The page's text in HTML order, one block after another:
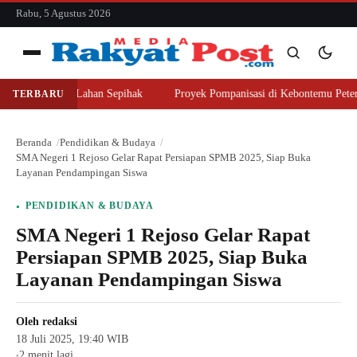
konten
Rabu, 5 Agustus 2026
Menu
Cari
Cari
TERBARU
Beli Lahan Sepihak Proyek Pompanisasi di Kebontemu Peterongan
Beranda
Pendidikan & Budaya
SMA Negeri 1 Rejoso Gelar Rapat Persiapan SPMB 2025, Siap Buka
Layanan Pendampingan Siswa
PENDIDIKAN & BUDAYA
SMA Negeri 1 Rejoso Gelar Rapat
Persiapan SPMB 2025, Siap Buka
Layanan Pendampingan Siswa
Oleh redaksi
18 Juli 2025, 19:40 WIB
●